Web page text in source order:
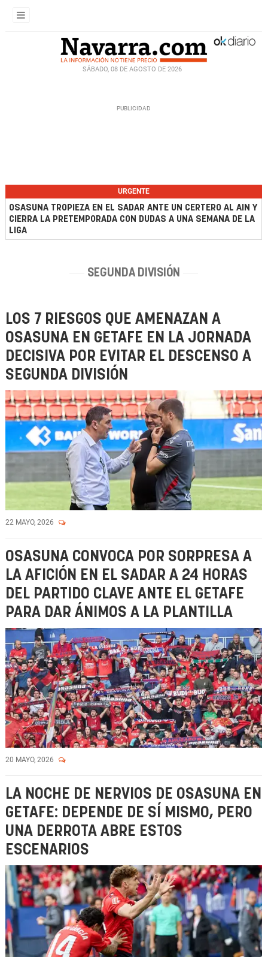
SÁBADO, 08 DE AGOSTO DE 2026
URGENTE
OSASUNA TROPIEZA EN EL SADAR ANTE UN CERTERO AL AIN Y
CIERRA LA PRETEMPORADA CON DUDAS A UNA SEMANA DE LA
LIGA
SEGUNDA DIVISIÓN
LOS 7 RIESGOS QUE AMENAZAN A
OSASUNA EN GETAFE EN LA JORNADA
DECISIVA POR EVITAR EL DESCENSO A
SEGUNDA DIVISIÓN
22 MAYO, 2026
OSASUNA CONVOCA POR SORPRESA A
LA AFICIÓN EN EL SADAR A 24 HORAS
DEL PARTIDO CLAVE ANTE EL GETAFE
PARA DAR ÁNIMOS A LA PLANTILLA
20 MAYO, 2026
LA NOCHE DE NERVIOS DE OSASUNA EN
GETAFE: DEPENDE DE SÍ MISMO, PERO
UNA DERROTA ABRE ESTOS
ESCENARIOS